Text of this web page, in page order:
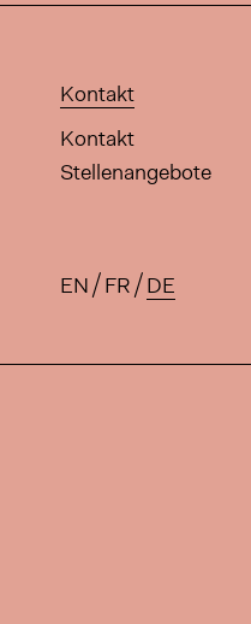
Kontakt
Kontakt
Stellenangebote
Verfügbare
EN FR DE